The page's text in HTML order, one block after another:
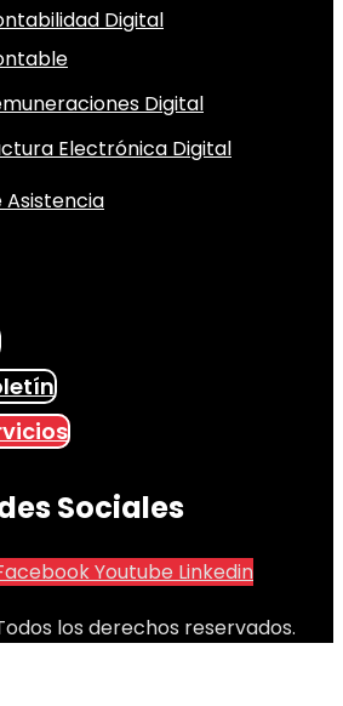
Digital
Digital
Electrónica Digital
Sociales
Youtube Linkedin
los derechos reservados.